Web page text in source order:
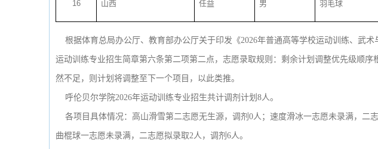
16 山西 任益 男 羽毛球
根据体育总局办公厅、教育部办公厅关于印发《2026年普通高等学校运动训练、武
运动训练专业招生简章第六条第二项第二点，志愿录取规则：剩余计划调整优先级顺
然不足，则计划将调整至下一个项目，以此类推。
呼伦贝尔学院2026年运动训练专业招生共计调剂计划8人。
各项目具体情况：高山滑雪第二志愿无生源，调剂0人；速度滑冰一志愿未录满，二
曲棍球一志愿未录满，二志愿拟录取2人，调剂6人。